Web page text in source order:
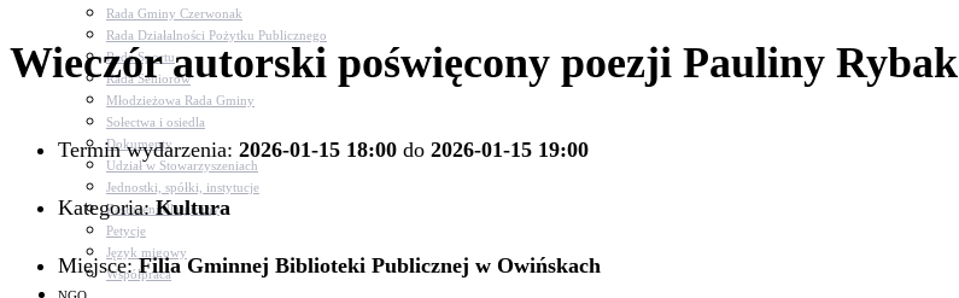
Rada Gminy Czerwonak
Rada Działalności Pożytku Publicznego
Rada Sportu
Rada Seniorów
Młodzieżowa Rada Gminy
Sołectwa i osiedla
Dokumenty
Udział w Stowarzyszeniach
Jednostki, spółki, instytucje
Zasłużeni dla gminy
Petycje
Język migowy
Współpraca
Wieczór autorski poświęcony poezji Pauliny Rybak
Termin wydarzenia: 2026-01-15 18:00 do 2026-01-15 19:00
Kategoria:Kultura
Miejsce:Filia Gminnej Biblioteki Publicznej w Owińskach